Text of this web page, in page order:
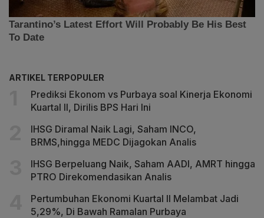
ARTIKEL TERPOPULER
Prediksi Ekonom vs Purbaya soal Kinerja Ekonomi
Kuartal II, Dirilis BPS Hari Ini
IHSG Diramal Naik Lagi, Saham INCO,
BRMS,hingga MEDC Dijagokan Analis
IHSG Berpeluang Naik, Saham AADI, AMRT hingga
PTRO Direkomendasikan Analis
Pertumbuhan Ekonomi Kuartal II Melambat Jadi
5,29%, Di Bawah Ramalan Purbaya